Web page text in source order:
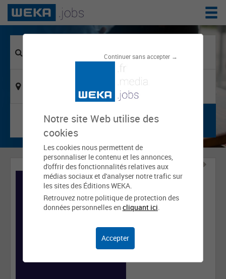
Continuer sans accepter →
Notre site Web utilise des
cookies
Les cookies nous permettent de
personnaliser le contenu et les annonces,
d'offrir des fonctionnalités relatives aux
médias sociaux et d'analyser notre trafic sur
les sites des Éditions WEKA.
Retrouvez notre politique de protection des
données personnelles en cliquant ici.
Accepter